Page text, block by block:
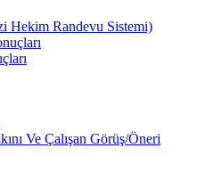
Hekim Randevu Sistemi)
Ve Çalışan Görüş/Öneri